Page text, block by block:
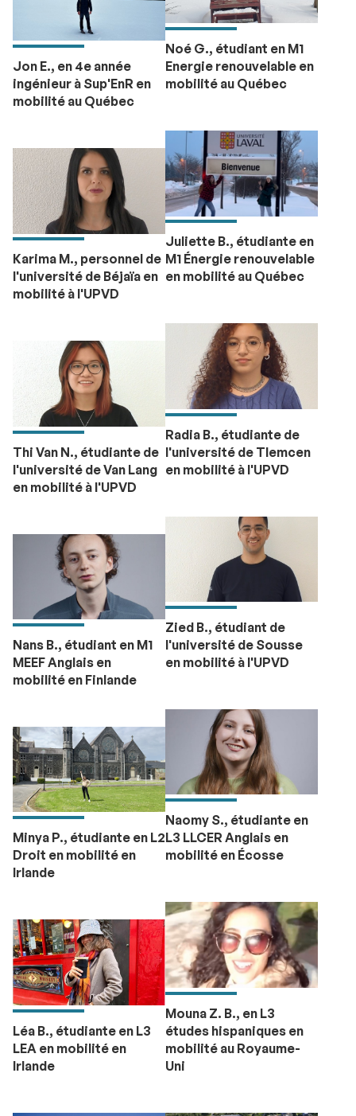
Noé G., étudiant en M1
Energie renouvelable en
mobilité au Québec
Jon E., en 4e année
ingénieur à Sup'EnR en
mobilité au Québec
Juliette B., étudiante en
M1 Énergie renouvelable
en mobilité au Québec
Karima M., personnel de
l'université de Béjaïa en
mobilité à l'UPVD
Radia B., étudiante de
l'université de Tlemcen
en mobilité à l'UPVD
Thi Van N., étudiante de
l'université de Van Lang
en mobilité à l'UPVD
Zied B., étudiant de
l'université de Sousse
en mobilité à l'UPVD
Nans B., étudiant en M1
MEEF Anglais en
mobilité en Finlande
Naomy S., étudiante en
L3 LLCER Anglais en
mobilité en Écosse
Minya P., étudiante en L2
Droit en mobilité en
Irlande
Mouna Z. B., en L3
études hispaniques en
mobilité au Royaume-
Uni
Léa B., étudiante en L3
LEA en mobilité en
Irlande